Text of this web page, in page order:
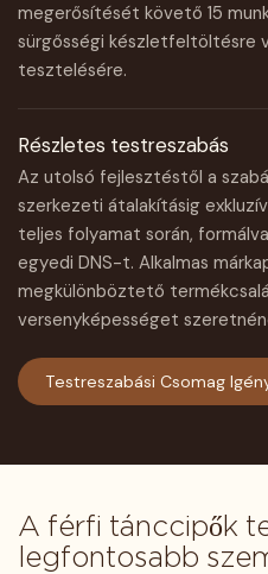
megerősítését követő 15
sürgősségi készletfeltöltésre
tesztelésére.
Részletes testreszabás
Az utolsó fejlesztéstől a
szerkezeti átalakításig
teljes folyamat során,
egyedi DNS-t. Alkalmas
megkülönböztető
versenyképességet
Testreszabási Csomag
A férfi tánccipők
legfontosabb